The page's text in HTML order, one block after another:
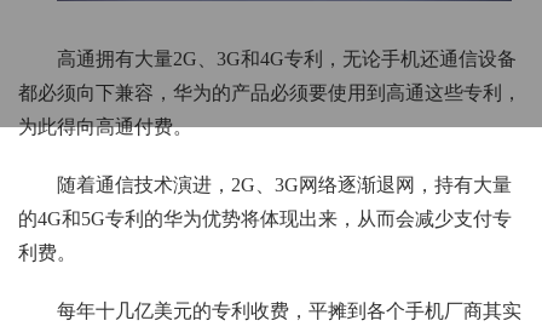
高通拥有大量2G、3G和4G专利，无论手机还通信设备
都必须向下兼容，华为的产品必须要使用到高通这些专利，
为此得向高通付费。
随着通信技术演进，2G、3G网络逐渐退网，持有大量
的4G和5G专利的华为优势将体现出来，从而会减少支付专
利费。
每年十几亿美元的专利收费，平摊到各个手机厂商其实